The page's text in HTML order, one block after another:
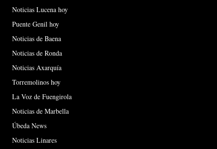
Noticias Lucena hoy
Puente Genil hoy
Noticias de Baena
Noticias de Ronda
Noticias Axarquía
Torremolinos hoy
La Voz de Fuengirola
Noticias de Marbella
Úbeda News
Noticias Linares